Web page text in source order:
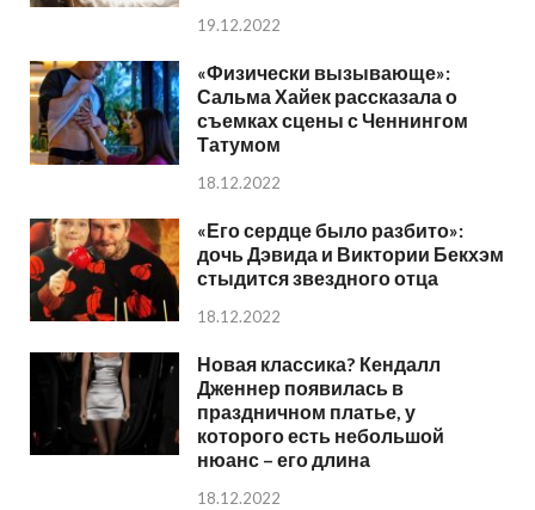
19.12.2022
«Физически вызывающе»:
Сальма Хайек рассказала о
съемках сцены с Ченнингом
Татумом
18.12.2022
«Его сердце было разбито»:
дочь Дэвида и Виктории Бекхэм
стыдится звездного отца
18.12.2022
Новая классика? Кендалл
Дженнер появилась в
праздничном платье, у
которого есть небольшой
нюанс – его длина
18.12.2022